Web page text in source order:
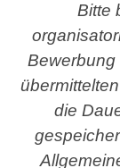
Bitte
die